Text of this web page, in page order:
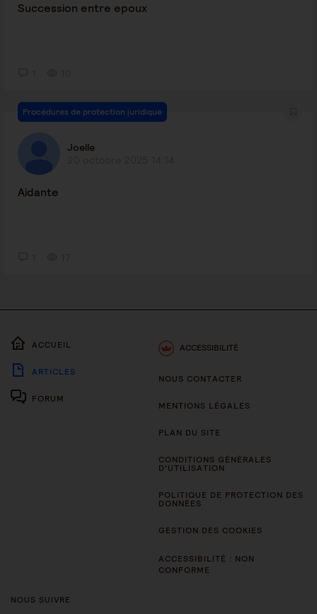
Succession entre epoux
Procédures de protection juridique
Joelle
Aidante
ACCUEIL
ARTICLES
FORUM
ACCESSIBILITÉ
NOUS CONTACTER
MENTIONS LÉGALES
PLAN DU SITE
CONDITIONS GÉNÉRALES
D’UTILISATION
POLITIQUE DE PROTECTION DES
DONNÉES
GESTION DES COOKIES
ACCESSIBILITÉ : NON
CONFORME
NOUS SUIVRE